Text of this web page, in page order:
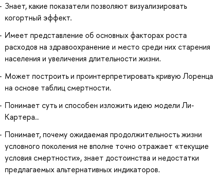
Знает, какие показатели позволяют визуализировать
когортный эффект.
Имеет представление об основных факторах роста
расходов на здравоохранение и место среди них старения
населения и увеличения длительности жизни.
Может построить и проинтерпретировать кривую Лоренца
на основе таблиц смертности.
Понимает суть и способен изложить идею модели Ли-
Картера..
Понимает, почему ожидаемая продолжительность жизни
условного поколения не вполне точно отражает «текущие
условия смертности», знает достоинства и недостатки
предлагаемых альтернативных индикаторов.